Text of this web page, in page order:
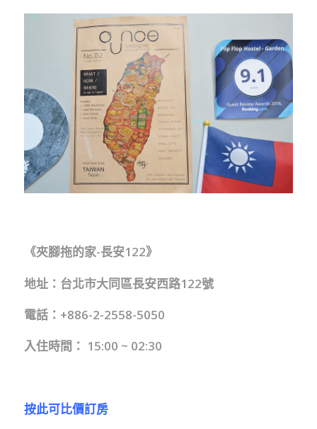
《夾腳拖的家-長安122》
地址：台北市大同區長安西路122號
電話：+886-2-2558-5050
入住時間： 15:00 ~ 02:30
按此可比價訂房